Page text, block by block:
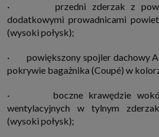
· przedni zderzak z
dodatkowymi prowadnicami
(wysoki połysk);
· powiększony spojler dachowy
pokrywie bagażnika (Coupé) w
· boczne krawędzie wokół
wentylacyjnych w tylnym
(wysoki połysk);